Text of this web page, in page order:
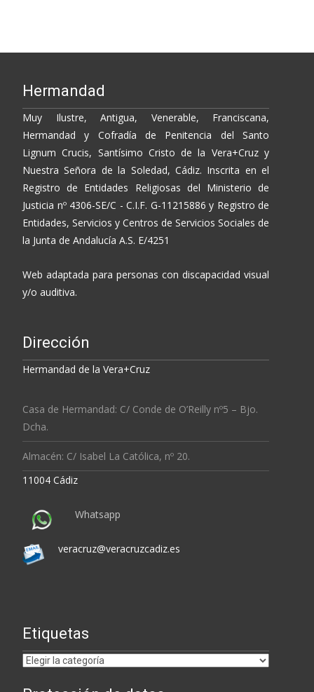
Hermandad
Muy Ilustre, Antigua, Venerable, Franciscana,
Hermandad y Cofradía de Penitencia del Santo
Lignum Crucis, Santísimo Cristo de la Vera+Cruz y
Nuestra Señora de la Soledad, Cádiz. Inscrita en el
Registro de Entidades Religiosas del Ministerio de
Justicia nº 4306-SE/C - C.I.F. G-11215886 y Registro de
Entidades, Servicios y Centros de Servicios Sociales de
la Junta de Andalucía A.S. E/4251
Web adaptada para personas con discapacidad visual
y/o auditiva.
Dirección
Hermandad de la Vera+Cruz
Casa de Hermandad: C/ Conde de O’Reilly nº5 – Bjo.
Dcha.
Almacén: C/ Isabel La Católica, nº 20.
11004 Cádiz
Whatsapp
veracruz@veracruzcadiz.es
Etiquetas
Etiquetas